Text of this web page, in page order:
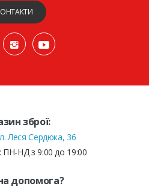
зброї:
Леся Сердюка, 36
ПН-НД з 9:00 до 19:00
допомога?